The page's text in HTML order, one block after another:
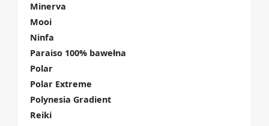
Minerva
Mooi
Ninfa
Paraiso 100% bawełna
Polar
Polar Extreme
Polynesia Gradient
Reiki